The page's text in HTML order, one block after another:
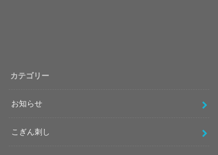
カテゴリー
お知らせ
こぎん刺し